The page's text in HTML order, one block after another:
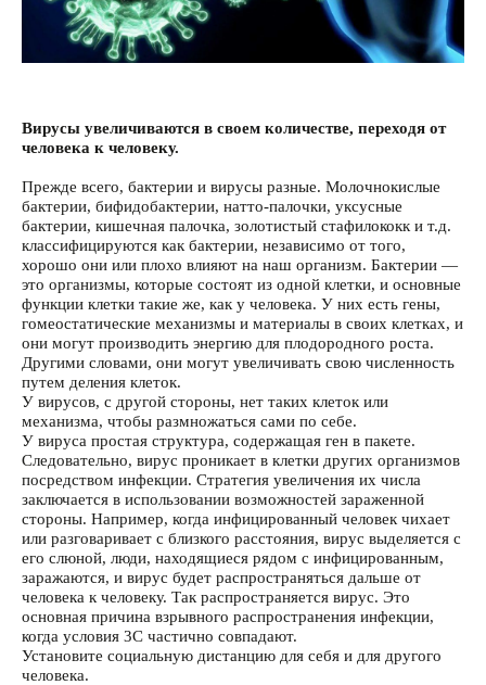
Вирусы увеличиваются в своем количестве, переходя от
человека к человеку.
Прежде всего, бактерии и вирусы разные. Молочнокислые
бактерии, бифидобактерии, натто-палочки, уксусные
бактерии, кишечная палочка, золотистый стафилококк и т.д.
классифицируются как бактерии, независимо от того,
хорошо они или плохо влияют на наш организм. Бактерии —
это организмы, которые состоят из одной клетки, и основные
функции клетки такие же, как у человека. У них есть гены,
гомеостатические механизмы и материалы в своих клетках, и
они могут производить энергию для плодородного роста.
Другими словами, они могут увеличивать свою численность
путем деления клеток.
У вирусов, с другой стороны, нет таких клеток или
механизма, чтобы размножаться сами по себе.
У вируса простая структура, содержащая ген в пакете.
Следовательно, вирус проникает в клетки других организмов
посредством инфекции. Стратегия увеличения их числа
заключается в использовании возможностей зараженной
стороны. Например, когда инфицированный человек чихает
или разговаривает с близкого расстояния, вирус выделяется с
его слюной, люди, находящиеся рядом с инфицированным,
заражаются, и вирус будет распространяться дальше от
человека к человеку. Так распространяется вирус. Это
основная причина взрывного распространения инфекции,
когда условия 3C частично совпадают.
Установите социальную дистанцию ​​для себя и для другого
человека.